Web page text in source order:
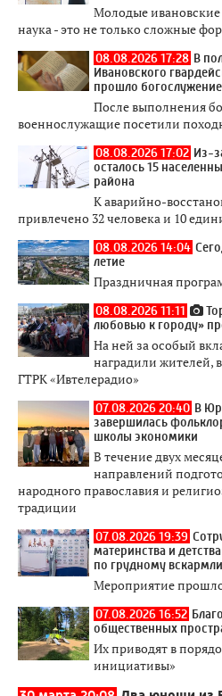
Молодые ивановские
наука - это не только сложные
08.08.2026 17:28 В
Ивановского
прошло богослужение
После выполнения
военнослужащие посетили
08.08.2026 17:02 Из-
осталось 15
района
К аварийно-
привлечено 32 человека и 10
08.08.2026 14:04
летие
Праздничная
08.08.2026 11:11
любовью к городу»
На ней за особый
наградили жителей,
ГТРК «Ивтелерадио»
07.08.2026 20:40 В
завершилась
школы экономики
В течение двух
направлений
народного православия и
традиции
07.08.2026 19:39
материнства и
по грудному
Мероприятие
07.08.2026 16:52
общественных
Их приводят в
инициативы»